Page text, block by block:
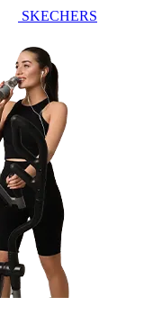
SKECHERS